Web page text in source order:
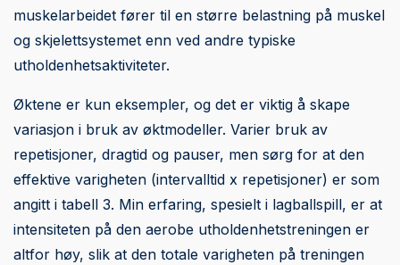
muskelarbeidet fører til en større belastning på muskel
og skjelettsystemet enn ved andre typiske
utholdenhetsaktiviteter.
Øktene er kun eksempler, og det er viktig å skape
variasjon i bruk av øktmodeller. Varier bruk av
repetisjoner, dragtid og pauser, men sørg for at den
effektive varigheten (intervalltid x repetisjoner) er som
angitt i tabell 3. Min erfaring, spesielt i lagballspill, er at
intensiteten på den aerobe utholdenhetstreningen er
altfor høy, slik at den totale varigheten på treningen